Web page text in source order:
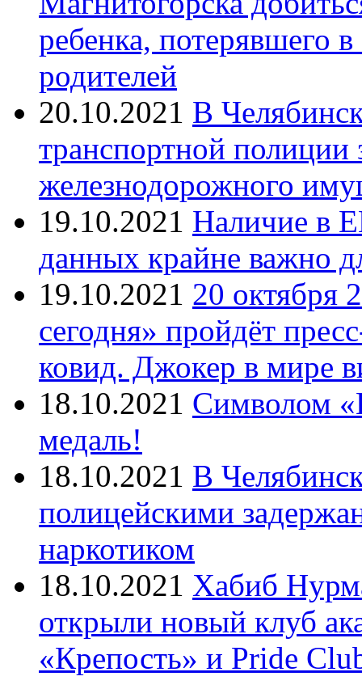
ребенка, потерявшего
родителей
20.10.2021 В
транспортной
железнодорожного
19.10.2021 Наличие в
данных крайне важно
19.10.2021 20 октября
сегодня» пройдёт
ковид. Джокер в мире
18.10.2021 Символом
медаль!
18.10.2021 В
полицейскими
наркотиком
18.10.2021 Хабиб
открыли новый клуб
«Крепость» и Pride